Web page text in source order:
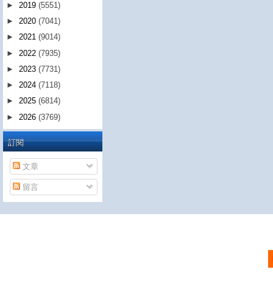
► 2019 (5551)
► 2020 (7041)
► 2021 (9014)
► 2022 (7935)
► 2023 (7731)
► 2024 (7118)
► 2025 (6814)
► 2026 (3769)
訂閱
文章
留言